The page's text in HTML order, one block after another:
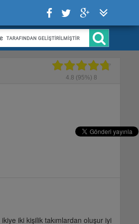
4.8 (95%) 8
iki kişilik takımlardan oluşur iyi